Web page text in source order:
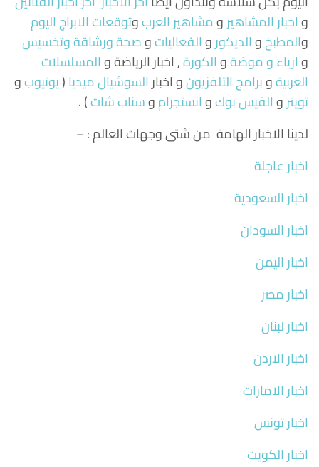
واخبار المشاهيرومشاهير العربوتوقعات الابراج اليوم
والمطبخوالديكوروالفعالياتوصحة ورشاقة وتخسيس
وازياء و موضةوالكورة, اخبار الرياضة والمسلسلات
العربيةوبرامج التلفزيونو اخبارالسوشيال ميديا(يوتيوبو
تويتروالفيس بوكوانستجراموسناب شات) .
لدينا الاخبار الهامة من شتى وجهات العالم : –
اخبار عاجلة
اخبار السعودية
اخبار السودان
اخبار اليمن
اخبار مصر
اخبار لبنان
اخبار الاردن
اخبار الامارات
اخبار تونس
اخبار الكويت